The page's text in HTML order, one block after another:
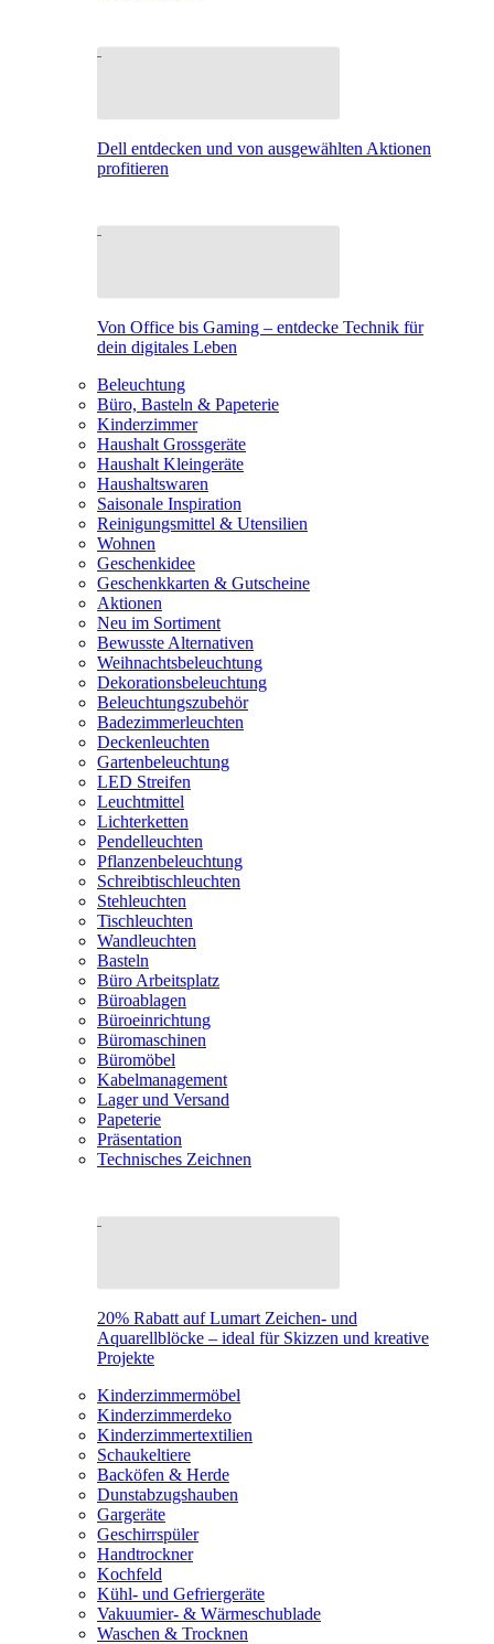
Dell entdecken und von ausgewählten Aktionen
profitieren
Von Office bis Gaming – entdecke Technik für
dein digitales Leben
Beleuchtung
Büro, Basteln & Papeterie
Kinderzimmer
Haushalt Grossgeräte
Haushalt Kleingeräte
Haushaltswaren
Saisonale Inspiration
Reinigungsmittel & Utensilien
Wohnen
Geschenkidee
Geschenkkarten & Gutscheine
Aktionen
Neu im Sortiment
Bewusste Alternativen
Weihnachtsbeleuchtung
Dekorationsbeleuchtung
Beleuchtungszubehör
Badezimmerleuchten
Deckenleuchten
Gartenbeleuchtung
LED Streifen
Leuchtmittel
Lichterketten
Pendelleuchten
Pflanzenbeleuchtung
Schreibtischleuchten
Stehleuchten
Tischleuchten
Wandleuchten
Basteln
Büro Arbeitsplatz
Büroablagen
Büroeinrichtung
Büromaschinen
Büromöbel
Kabelmanagement
Lager und Versand
Papeterie
Präsentation
Technisches Zeichnen
20% Rabatt auf Lumart Zeichen- und
Aquarellblöcke – ideal für Skizzen und kreative
Projekte
Kinderzimmermöbel
Kinderzimmerdeko
Kinderzimmertextilien
Schaukeltiere
Backöfen & Herde
Dunstabzugshauben
Gargeräte
Geschirrspüler
Handtrockner
Kochfeld
Kühl- und Gefriergeräte
Vakuumier- & Wärmeschublade
Waschen & Trocknen